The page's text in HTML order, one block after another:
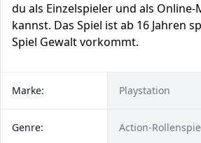
du als Einzelspieler und als
kannst. Das Spiel ist ab 16 Jahren
Spiel Gewalt vorkommt.
Marke: Playstation
Genre: Action-